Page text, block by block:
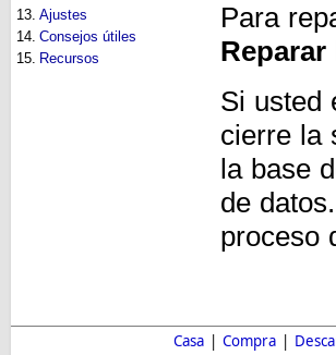
13. Ajustes
14. Consejos útiles
15. Recursos
Para
Si usted
cierre la
la base
de
proceso
Casa | Compra |